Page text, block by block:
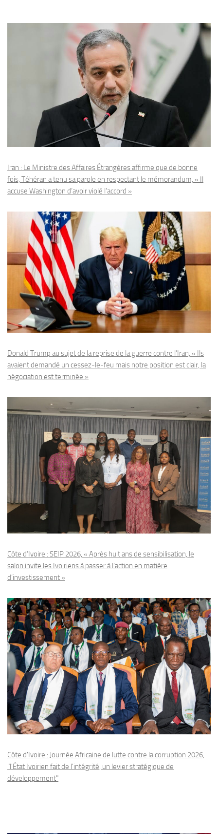
Iran : Le Ministre des Affaires Étrangères affirme que de bonne
fois, Téhéran a tenu sa parole en respectant le mémorandum, « Il
accuse Washington d’avoir violé l’accord »
Donald Trump au sujet de la reprise de la guerre contre l’Iran, « Ils
avaient demandé un cessez-le-feu mais notre position est clair, la
négociation est terminée »
Côte d’Ivoire : SEIP 2026, « Après huit ans de sensibilisation, le
salon invite les Ivoiriens à passer à l’action en matière
d’investissement »
Côte d'Ivoire : Journée Africaine de lutte contre la corruption 2026,
"l'État Ivoirien fait de l'intégrité, un levier stratégique de
développement"